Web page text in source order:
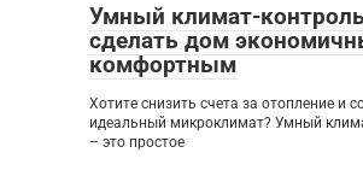
Умный климат-
сделать дом
комфортным
Хотите снизить счета за отопление и
идеальный микроклимат? Умный
– это простое